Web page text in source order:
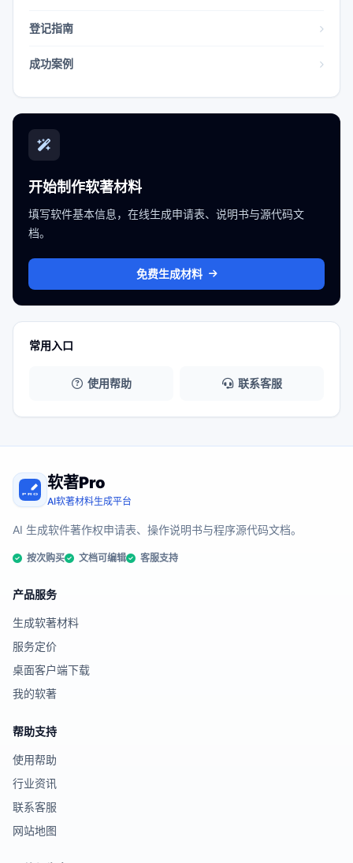
登记指南
成功案例
开始制作软著材料
填写软件基本信息，在线生成申请表、说明书与源代码文
档。
免费生成材料
常用入口
使用帮助 联系客服
软著Pro
AI软著材料生成平台
AI 生成软件著作权申请表、操作说明书与程序源代码文档。
按次购买 文档可编辑 客服支持
产品服务
生成软著材料
服务定价
桌面客户端下载
我的软著
帮助支持
使用帮助
行业资讯
联系客服
网站地图